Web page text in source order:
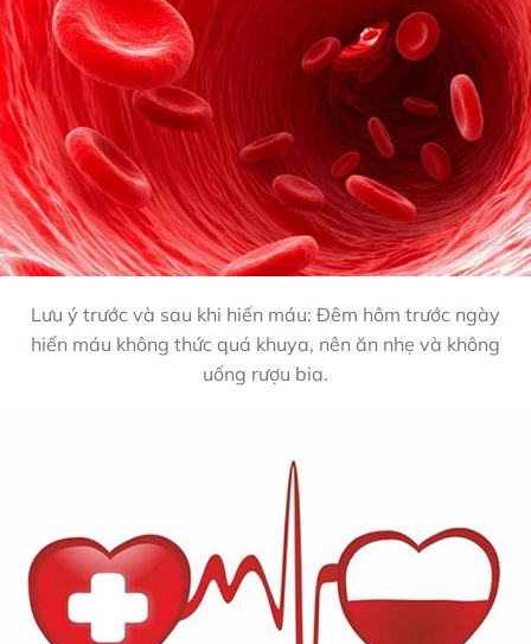
Lưu ý trước và sau khi hiến máu: Đêm hôm trước ngày
hiến máu không thức quá khuya, nên ăn nhẹ và không
uống rượu bia.